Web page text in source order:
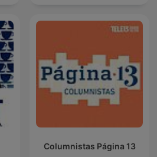
Columnistas Página 13